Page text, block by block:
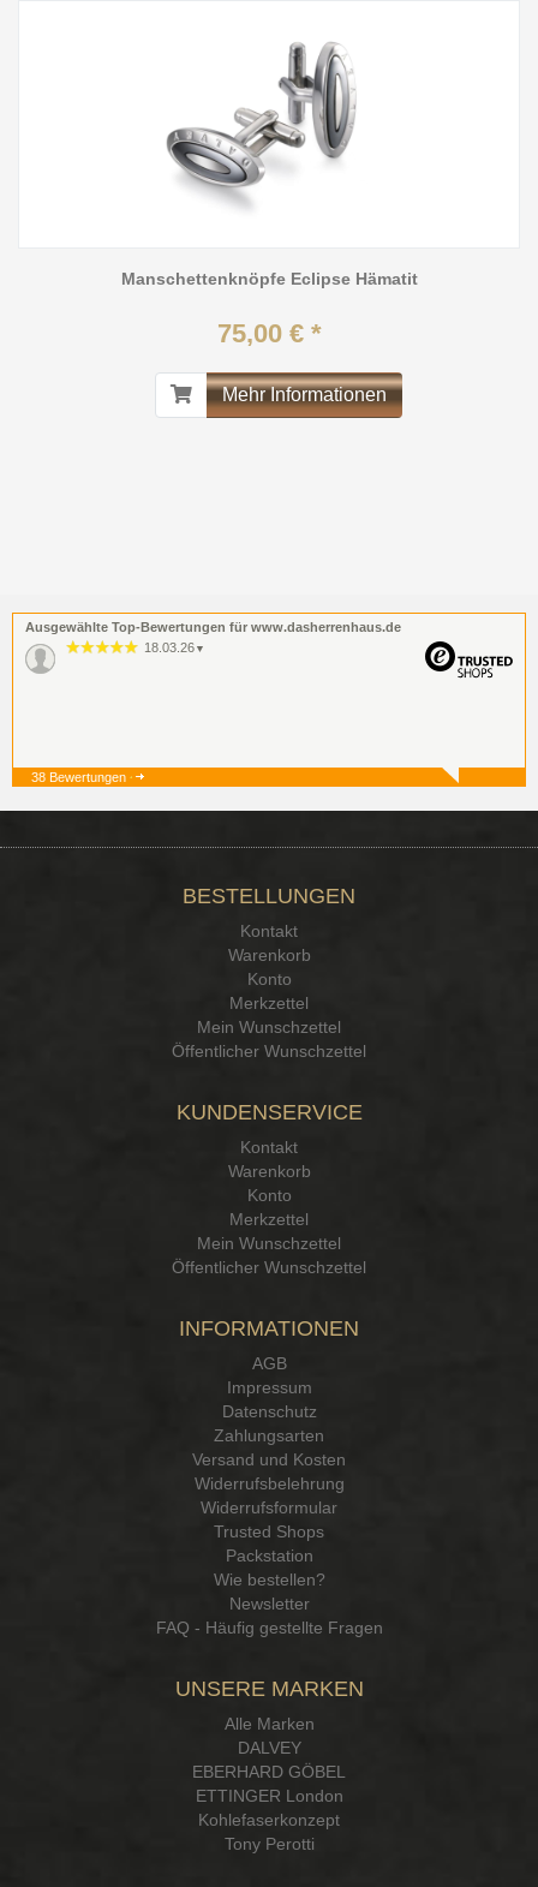
Manschettenknöpfe Eclipse Hämatit
75,00 € *
Mehr Informationen
Ausgewählte Top-Bewertungen für www.dasherrenhaus.de
18.03.26 ▼
▼
38 Bewertungen
BESTELLUNGEN
Kontakt
Warenkorb
Konto
Merkzettel
Mein Wunschzettel
Öffentlicher Wunschzettel
KUNDENSERVICE
Kontakt
Warenkorb
Konto
Merkzettel
Mein Wunschzettel
Öffentlicher Wunschzettel
INFORMATIONEN
AGB
Impressum
Datenschutz
Zahlungsarten
Versand und Kosten
Widerrufsbelehrung
Widerrufsformular
Trusted Shops
Packstation
Wie bestellen?
Newsletter
FAQ - Häufig gestellte Fragen
UNSERE MARKEN
Alle Marken
DALVEY
EBERHARD GÖBEL
ETTINGER London
Kohlefaserkonzept
Tony Perotti